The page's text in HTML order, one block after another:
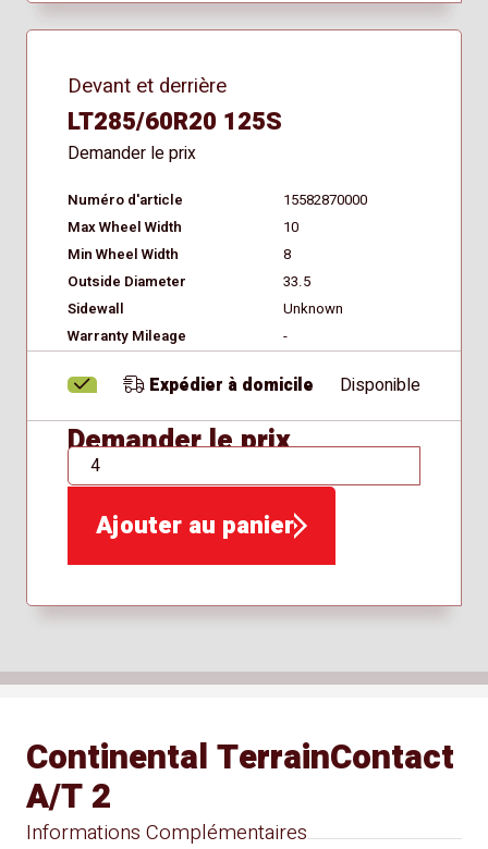
Devant et derrière
LT285/60R20 125S
Demander le prix
Numéro d'article
15582870000
Max Wheel Width
10
Min Wheel Width
8
Outside Diameter
33.5
Sidewall
Unknown
Warranty Mileage
-
Expédier à domicile Disponible
Demander le prix
QTÉ
Ajouter au panier
Informations Complémentaires
Continental TerrainContact
A/T 2